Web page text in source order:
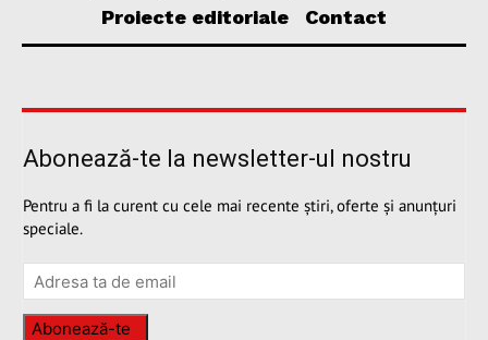
Proiecte editoriale
Contact
Abonează-te la newsletter-ul nostru
Pentru a fi la curent cu cele mai recente știri, oferte și anunțuri
speciale.
Abonează-te